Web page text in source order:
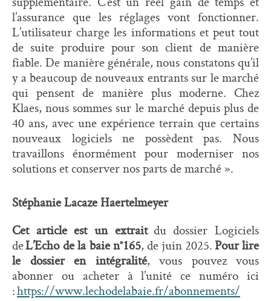
l’assurance que les réglages vont fonctionner.
L’utilisateur charge les informations et peut tout
de suite produire pour son client de manière
fiable. De manière générale, nous constatons qu’il
y a beaucoup de nouveaux entrants sur le marché
qui pensent de manière plus moderne. Chez
Klaes, nous sommes sur le marché depuis plus de
40 ans, avec une expérience terrain que certains
nouveaux logiciels ne possèdent pas. Nous
travaillons énormément pour moderniser nos
solutions et conserver nos parts de marché ».
Stéphanie Lacaze Haertelmeyer
Cet article est un extraitdu dossier Logiciels
deL’Echo de la baie n°165, de juin 2025. Pour lire
le dossier en intégralité, vous pouvez vous
abonner ou acheter à l’unité ce numéro ici
:https://www.lechodelabaie.fr/abonnements/